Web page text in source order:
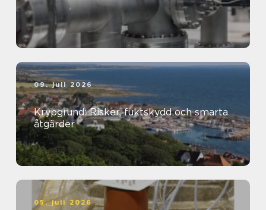
09. juli 2026
Krypgrund: Risker, fuktskydd och smarta
åtgärder
05. juli 2026